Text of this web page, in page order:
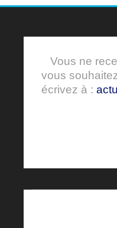
Vous ne
vous
écrivez à :